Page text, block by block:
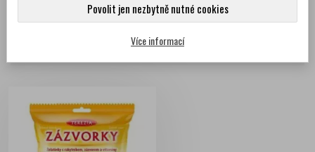
Seřadit podle:
Povolit jen nezbytně nutné cookies
Více informací